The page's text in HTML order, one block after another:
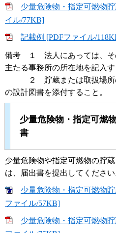
少量危険物・指定可燃物
イル/77KB]
記載例 [PDFファイル/
備考 １ 法人にあっては、そ
主たる事務所の所在地を記入す
２ 貯蔵または取扱場所の
の設計図書を添付すること。
少量危険物・指定可燃
書
少量危険物や指定可燃物の貯
は、届出書を提出してください
少量危険物・指定可燃物
ファイル/57KB]
少量危険物・指定可燃物